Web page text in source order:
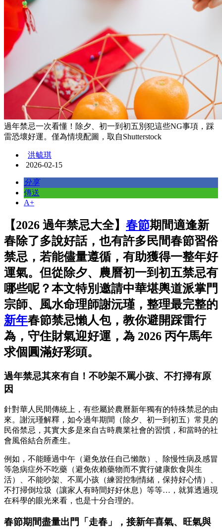
過年禁忌一次看懂！除夕、初一到初五別犯這些NG事項，踩
雷恐壞好運。僅為情境配圖，取自Shutterstock
洪毓琪
2026-02-15
分享
傳送
A+
【2026 過年禁忌大全】 春節期間適逢新
春除了多說好話，也有許多民間春節習俗
禁忌，若能儘量遵循，有助獲得一整年好
運氣。但從除夕、農曆初一到初五禁忌有
哪些呢？本文特別邀請中華堪輿道派掌門
宗師、風水命理師謝沅瑾，整理最完整的
新年春節禁忌懶人包，教你避開踩雷行
為，守住財氣迎好運，為 2026 丙午馬年
求個圓滿好彩頭。
過年禁忌其來有自！不吵架不罵小孩、不打掃有原
因
針對華人民間傳統上，有些屬於農曆新年獨有的特殊禁忌的由
來。謝沅瑾解釋，如今過年期間（除夕、初一到初五）常見的
民俗禁忌，其實大多是來自古時農業社會的習慣，和當時的社
會風俗結合所產生。
例如，不能睡過中午（避免放任自己懶散）、除慢性病及感冒
等急病症外不吃藥（避免依賴藥物而不實行健康飲食與生
活）、不能吵架、不罵小孩（練習控制情緒，保持好心情）、
不打掃倒垃圾（讓家人有時間好好休息）等等…，就算透過現
在科學的眼光來看，也是十分合理的。
春節期間盡量出門「走春」，接新年喜氣、旺氣與